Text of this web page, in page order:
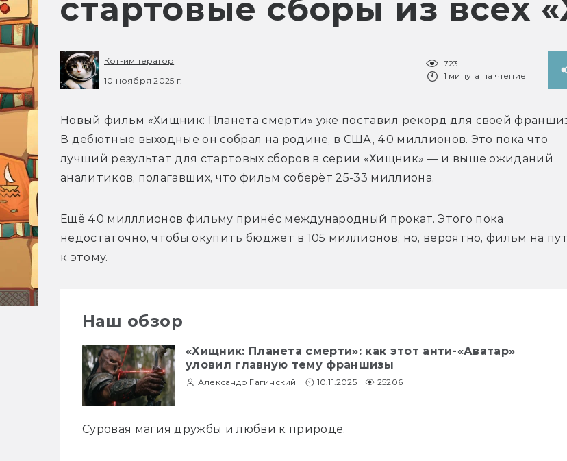
стартовые сборы из всех
Кот-император
10 ноября 2025 г.
723
1 минута на чтение
Новый фильм «Хищник: Планета смерти» уже поставил рекорд для своей
В дебютные выходные он собрал на родине, в США, 40 миллионов. Это пока что
лучший результат для стартовых сборов в серии «Хищник» — и выше ожиданий
Ещё 40 милллионов фильму принёс международный прокат. Этого пока
недостаточно, чтобы окупить бюджет в 105 миллионов, но, вероятно, фильм на
Наш обзор
«Хищник: Планета смерти»: как этот анти-«Аватар»
уловил главную тему франшизы
Александр Гагинский 10.11.2025 25206
Суровая магия дружбы и любви к природе.